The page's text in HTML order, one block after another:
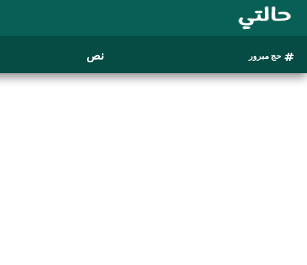
حج مبرور نص